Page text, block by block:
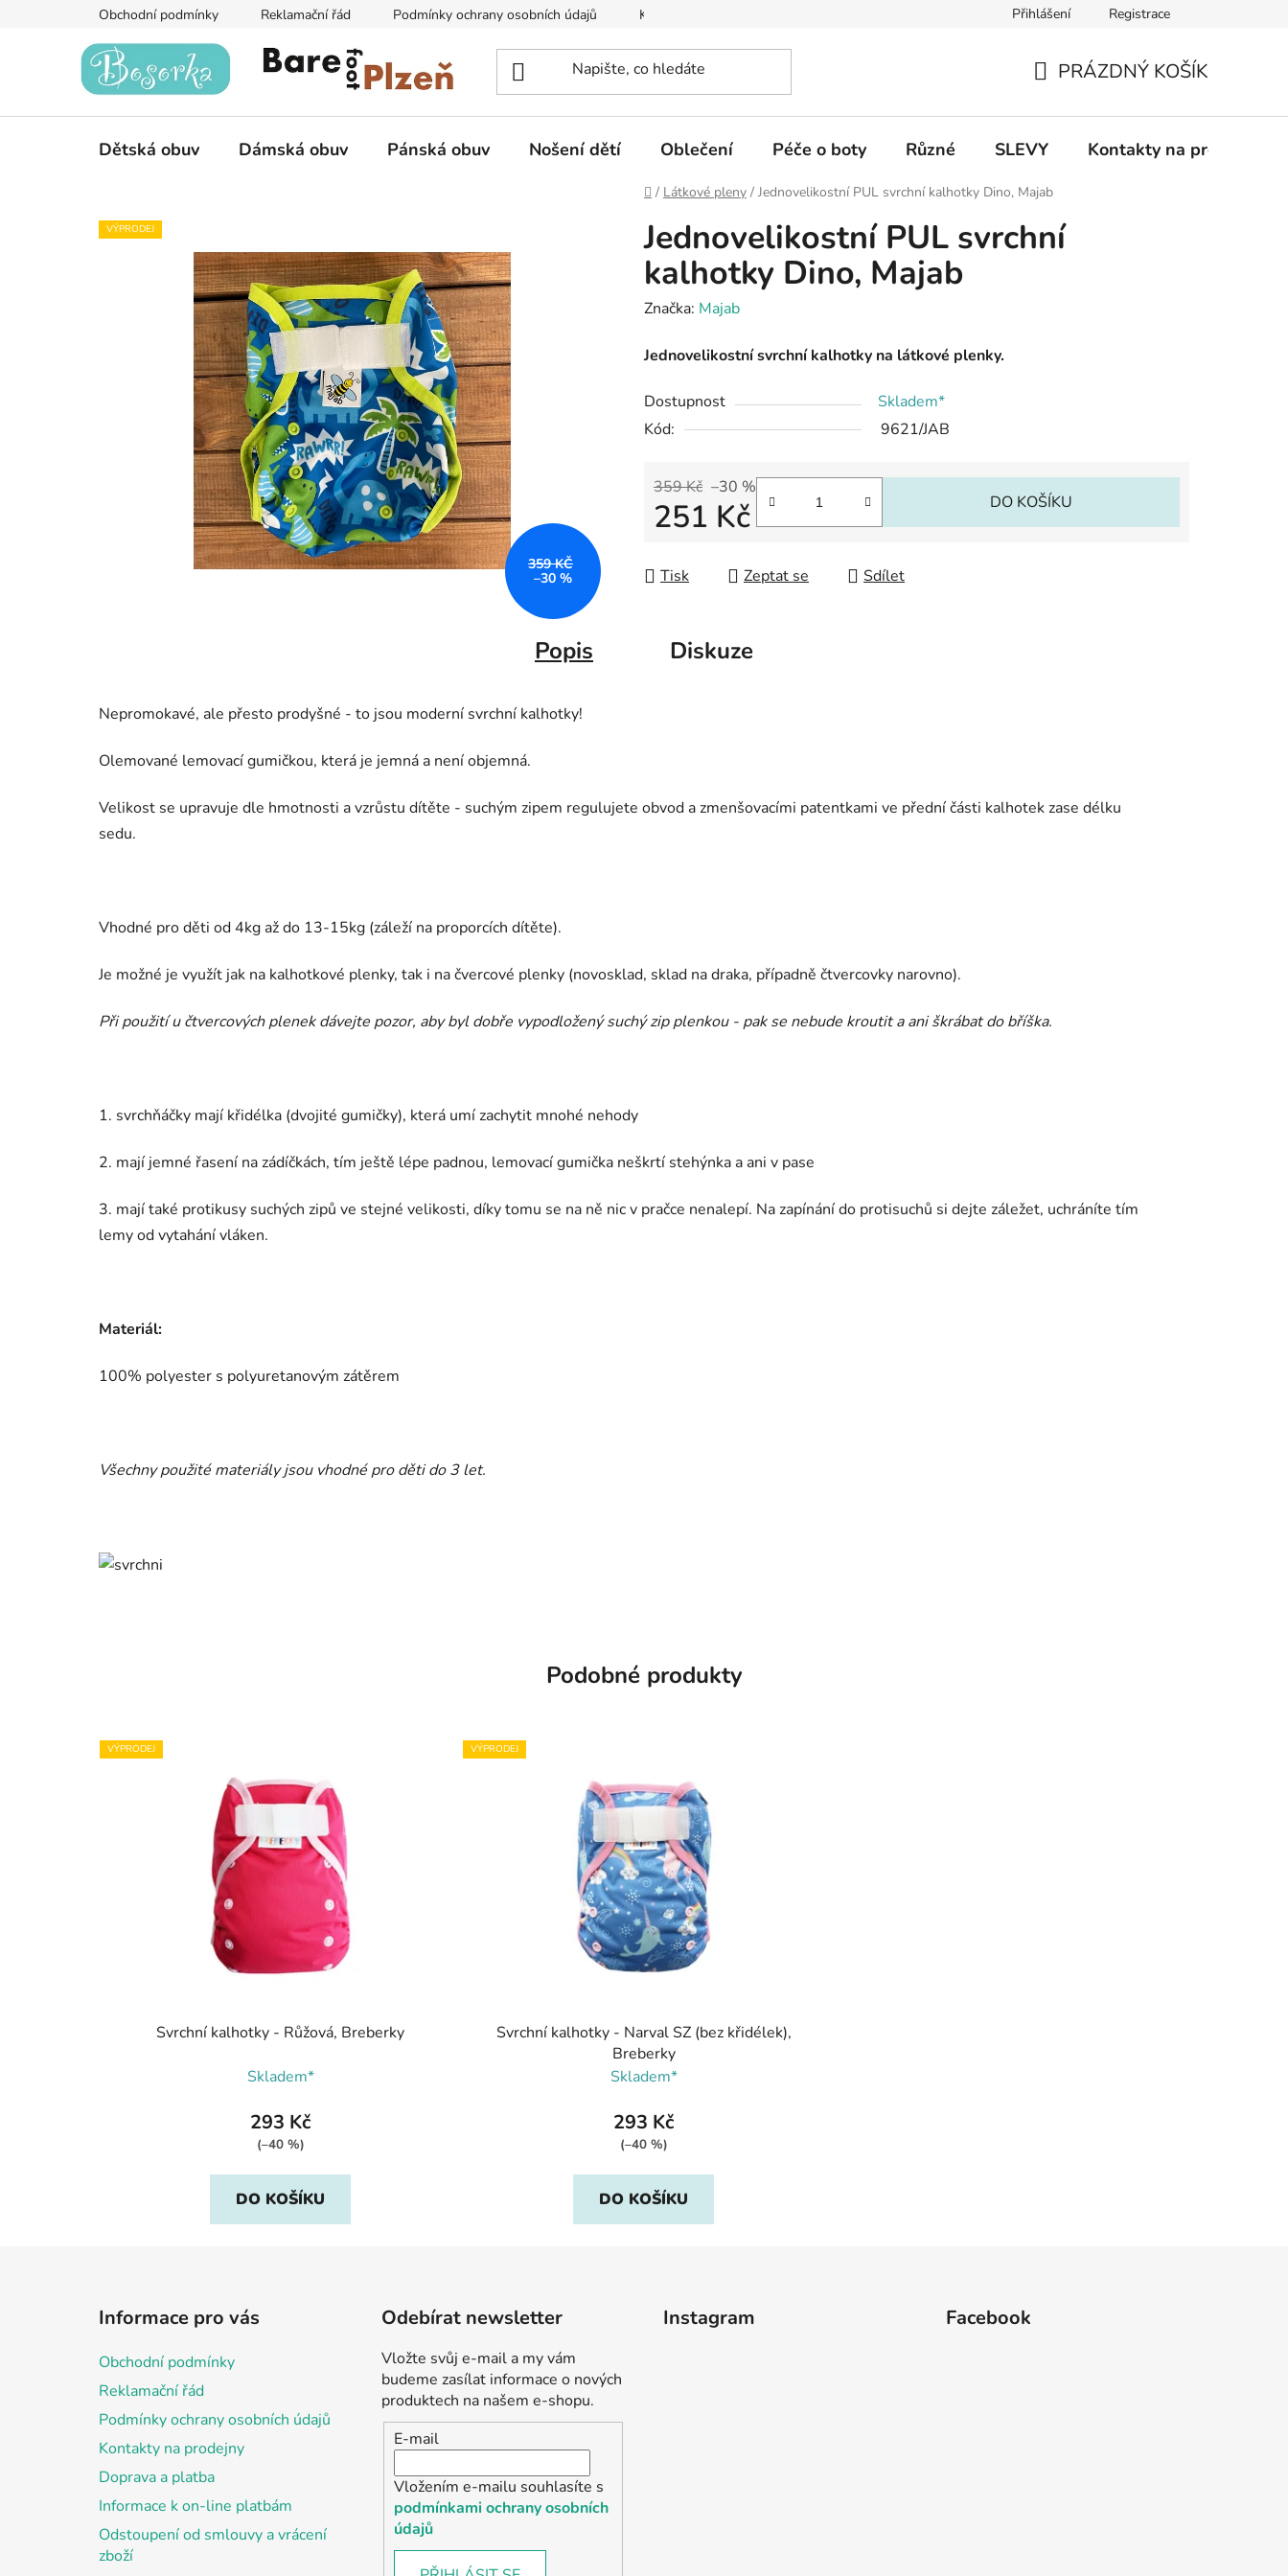
Obchodní podmínky Reklamační řád Podmínky ochrany osobních údajů Kontakty na prodejny Informace k on-line platbám Odstoupení od
Přihlášení Registrace
KOŠÍK
PRÁZDNÝ KOŠÍK
Dětská obuv Dámská obuv Pánská obuv Nošení dětí Oblečení Péče o boty Různé SLEVY Kontakty na prodejny
Domů
/ Látkové pleny / Jednovelikostní PUL svrchní kalhotky Dino, Majab
Jednovelikostní PUL svrchní
kalhotky Dino, Majab
Značka: Majab
Jednovelikostní svrchní kalhotky na látkové plenky.
Dostupnost
Skladem*
Kód:
9621/JAB
359 Kč –30 %
251 Kč DO KOŠÍKU
Tisk Zeptat se Sdílet
VÝPRODEJ
359 KČ
–30 %
Popis Diskuze
Nepromokavé, ale přesto prodyšné - to jsou moderní svrchní kalhotky!
Olemované lemovací gumičkou, která je jemná a není objemná.
Velikost se upravuje dle hmotnosti a vzrůstu dítěte - suchým zipem regulujete obvod a zmenšovacími patentkami ve přední části kalhotek zase délku
sedu.
Vhodné pro děti od 4kg až do 13-15kg (záleží na proporcích dítěte).
Je možné je využít jak na kalhotkové plenky, tak i na čvercové plenky (novosklad, sklad na draka, případně čtvercovky narovno).
Při použití u čtvercových plenek dávejte pozor, aby byl dobře vypodložený suchý zip plenkou - pak se nebude kroutit a ani škrábat do bříška.
1. svrchňáčky mají křidélka (dvojité gumičky), která umí zachytit mnohé nehody
2. mají jemné řasení na zádíčkách, tím ještě lépe padnou, lemovací gumička neškrtí stehýnka a ani v pase
3. mají také protikusy suchých zipů ve stejné velikosti, díky tomu se na ně nic v pračce nenalepí. Na zapínání do protisuchů si dejte záležet, uchráníte tím
lemy od vytahání vláken.
Materiál:
100% polyester s polyuretanovým zátěrem
Všechny použité materiály jsou vhodné pro děti do 3 let.
Podobné produkty
VÝPRODEJ
Svrchní kalhotky - Růžová, Breberky
Skladem*
293 Kč
(–40 %)
DO KOŠÍKU
VÝPRODEJ
Svrchní kalhotky - Narval SZ (bez křidélek),
Breberky
Skladem*
293 Kč
(–40 %)
DO KOŠÍKU
Informace pro vás
Obchodní podmínky
Reklamační řád
Podmínky ochrany osobních údajů
Kontakty na prodejny
Doprava a platba
Informace k on-line platbám
Odstoupení od smlouvy a vrácení
zboží
Odebírat newsletter
Vložte svůj e-mail a my vám
budeme zasílat informace o nových
produktech na našem e-shopu.
E-mail
Vložením e-mailu souhlasíte s
podmínkami ochrany osobních
údajů
Instagram Facebook